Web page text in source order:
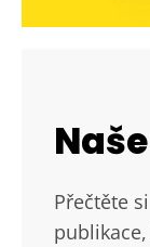
Přečtěte